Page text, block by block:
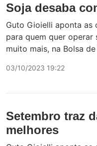
Soja desaba
Guto Gioielli aponta as
para quem quer
muito mais, na Bolsa
03/10/2023 19:22
Setembro traz
melhores